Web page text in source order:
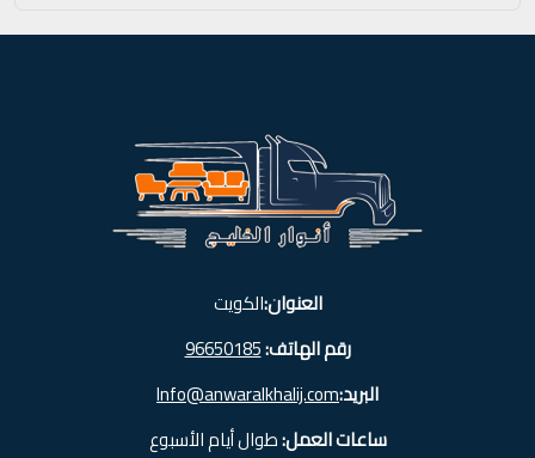
العنوان:الكويت
رقم الهاتف:96650185
البريد:Info@anwaralkhalij.com
ساعات العمل:طوال أيام الأسبوع